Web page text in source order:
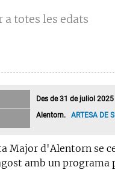
totes les edats
Des de 31 de juliol
Alentorn. ARTESA DE
Major d'Alentorn se
amb un programa